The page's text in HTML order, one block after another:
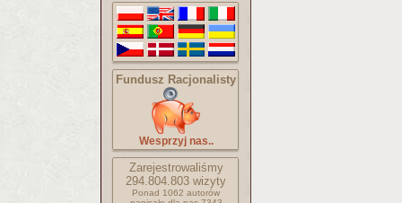
Fundusz Racjonalisty
Wesprzyj nas..
Zarejestrowaliśmy
294.804.803 wizyty
Ponad 1062 autorów